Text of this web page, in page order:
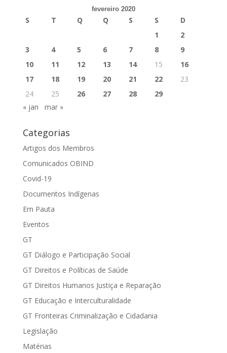
fevereiro 2020
S T Q Q S S
D
1
2
3
4 5 6 7 8
9
10
11 12 13 14 15
16
17
18 19 20 21 22
23
24
25 26 27 28
29
« jan
mar »
Categorias
Artigos dos Membros
Comunicados OBIND
Covid-19
Documentos Indígenas
Em Pauta
Eventos
GT
GT Diálogo e Participação Social
GT Direitos e Políticas de Saúde
GT Direitos Humanos Justiça e Reparação
GT Educação e Interculturalidade
GT Fronteiras Criminalização e Cidadania
Legislação
Matérias